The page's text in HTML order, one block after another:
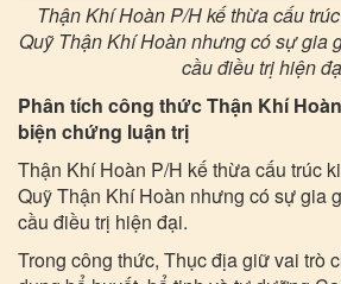
Thận Khí Hoàn P/H kế thừa cấu
Quỹ Thận Khí Hoàn nhưng có sự gia
cầu điều trị hiện
Phân tích công thức Thận Khí
biện chứng luận trị
Thận Khí Hoàn P/H kế thừa cấu trúc
Quỹ Thận Khí Hoàn nhưng có sự gia
cầu điều trị hiện đại.
Trong công thức, Thục địa giữ vai trò